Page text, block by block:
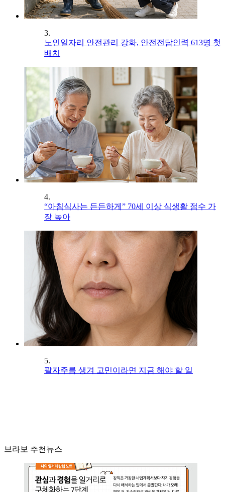
3.
노인일자리 안전관리 강화, 안전전담인력 613명 첫
배치
4.
“아침식사는 든든하게” 70세 이상 식생활 점수 가
장 높아
5.
팔자주름 생겨 고민이라면 지금 해야 할 일
브라보 추천뉴스